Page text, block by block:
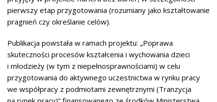
pierwszy etap przygotowania (rozumiany jako kształtowanie
pragnień czy określanie celów).
Publikacja powstała w ramach projektu: „Poprawa
skuteczności procesów kształcenia i wychowania dzieci
i młodzieży (w tym z niepełnosprawnościami) w celu
przygotowania do aktywnego uczestnictwa w rynku pracy
we współpracy z podmiotami zewnętrznymi (Tranzycja